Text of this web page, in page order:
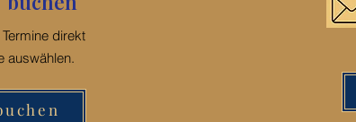
Termine direkt
auswählen.